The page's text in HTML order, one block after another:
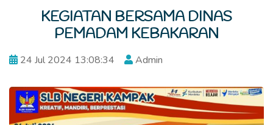
KEGIATAN BERSAMA DINAS
PEMADAM KEBAKARAN
24 Jul 2024 13:08:34 Admin